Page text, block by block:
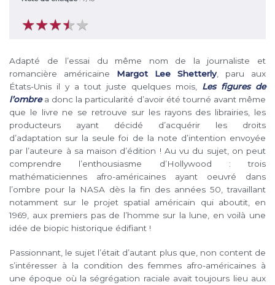
★★★★★
★★★★★
Adapté de l’essai du même nom de la journaliste et
romancière américaine Margot Lee Shetterly, paru aux
États-Unis il y a tout juste quelques mois, Les figures de
l’ombrea donc la particularité d’avoir été tourné avant même
que le livre ne se retrouve sur les rayons des librairies, les
producteurs ayant décidé d’acquérir les droits
d’adaptation sur la seule foi de la note d’intention envoyée
par l’auteure à sa maison d’édition ! Au vu du sujet, on peut
comprendre l’enthousiasme d’Hollywood : trois
mathématiciennes afro-américaines ayant oeuvré dans
l’ombre pour la NASA dès la fin des années 50, travaillant
notamment sur le projet spatial américain qui aboutit, en
1969, aux premiers pas de l’homme sur la lune, en voilà une
idée de biopic historique édifiant !
Passionnant, le sujet l’était d’autant plus que, non content de
s’intéresser à la condition des femmes afro-américaines à
une époque où la ségrégation raciale avait toujours lieu aux